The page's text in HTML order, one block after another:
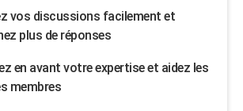
vos discussions facilement et
plus de réponses
en avant votre expertise et aidez les
membres